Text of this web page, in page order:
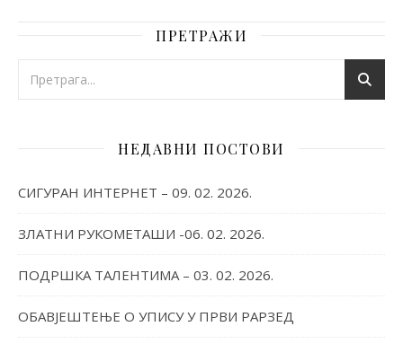
ПРЕТРАЖИ
НЕДАВНИ ПОСТОВИ
СИГУРАН ИНТЕРНЕТ – 09. 02. 2026.
ЗЛАТНИ РУКОМЕТАШИ -06. 02. 2026.
ПОДРШКА ТАЛЕНТИМА – 03. 02. 2026.
ОБАВЈЕШТЕЊЕ О УПИСУ У ПРВИ РАРЗЕД